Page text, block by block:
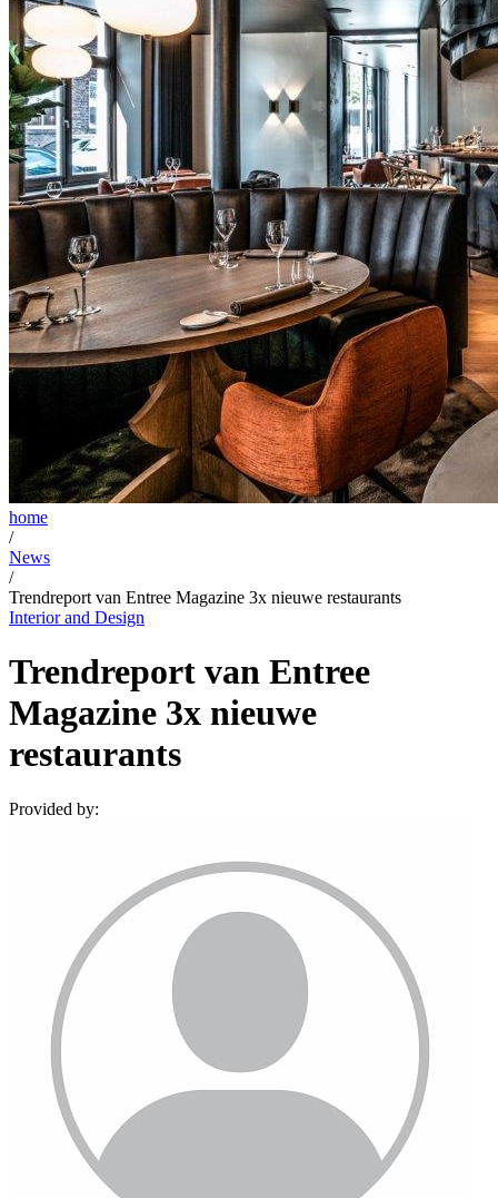
home
/
News
/
Trendreport van Entree Magazine 3x nieuwe restaurants
Interior and Design
Trendreport van Entree
Magazine 3x nieuwe
restaurants
Provided by: